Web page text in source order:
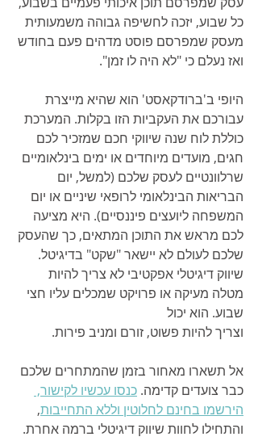
כל שבוע, יזכה לחשיפה גבוהה משמעותית
מעסק שמפרסם פוסט מדהים פעם בחודש
ואז נעלם כי "לא היה לו זמן".
היופי ב'ברודקאסט' הוא שהיא מייצרת
עבורכם את העקביות הזו בקלות. המערכת
כוללת לוח שנה שיווקי חכם שמזכיר לכם
חגים, מועדים מיוחדים או ימים בינלאומיים
שרלוונטיים לעסק שלכם (למשל, יום
הבריאות הבינלאומי לרופאי שיניים או יום
המשפחה ליועצים פיננסיים). היא מציעה
לכם מראש את התוכן המתאים, כך שהעסק
שלכם לעולם לא יישאר "שקט" בדיגיטל.
שיווק דיגיטלי אפקטיבי לא צריך להיות
מטלה מעיקה או פרויקט שמכלים עליו חצי
שבוע. הוא יכול
וצריך להיות פשוט, זורם ומניב פירות.
אל תשארו מאחור בזמן שהמתחרים שלכם
כבר צועדים קדימה. כנסו עכשיו לקישור,
הירשמו בחינם לחלוטין וללא התחייבות,
והתחילו לחוות שיווק דיגיטלי ברמה אחרת.